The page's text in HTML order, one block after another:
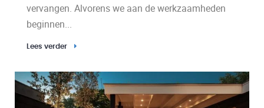
vervangen. Alvorens we aan de werkzaamheden
beginnen...
Lees verder